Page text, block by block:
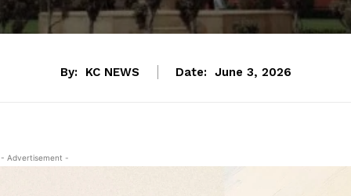
By: KC NEWS Date: June 3, 2026
- Advertisement -